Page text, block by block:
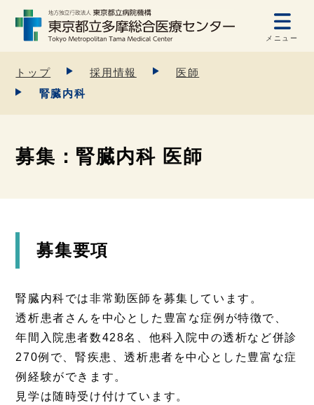
メニュー
トップ 採用情報
医師
腎臓内科
募集：腎臓内科 医師
募集要項
腎臓内科では非常勤医師を募集しています。
透析患者さんを中心とした豊富な症例が特徴で、
年間入院患者数428名、他科入院中の透析など併診
270例で、腎疾患、透析患者を中心とした豊富な症
例経験ができます。
見学は随時受け付けています。